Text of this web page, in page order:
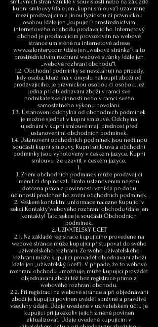
smluvních stran vzniklé v souvislosti nebo na základě
kupní smlouvy (dále jen „kupní smlouva“) uzavírané
mezi prodávajícím a jinou fyzickou či právnickou
osobou (dále jen „kupující“) prostřednictvím
internetového obchodu prodávajícího. Internetový
obchod je prodávajícím provozován na webové
stránce umístěné na internetové adrese
www.salontery.com (dále jen „webová stránka“), a to
prostřednictvím rozhraní webové stránky (dále jen
„webové rozhraní obchodu“).
1.2. Obchodní podmínky se nevztahují na případy,
kdy osoba, která má v úmyslu nakoupit zboží od
prodávajícího, je právnickou osobou či osobou, jež
jedná při objednávání zboží v rámci své
podnikatelské činnosti nebo v rámci svého
samostatného výkonu povolání.
1.3. Ustanovení odchylná od obchodních podmínek
je možné sjednat v kupní smlouvě. Odchylná
ujednání v kupní smlouvě mají přednost před
ustanoveními obchodních podmínek.
1.4. Ustanovení obchodních podmínek jsou nedílnou
součástí kupní smlouvy. Kupní smlouva a obchodní
podmínky jsou vyhotoveny v českém jazyce. Kupní
smlouvu lze uzavřít v českém jazyce.
Znění obchodních podmínek může prodávající
měnit či doplňovat. Tímto ustanovením nejsou
dotčena práva a povinnosti vzniklá po dobu
účinnosti předchozího znění obchodních podmínek.
Veškeré kontaktní unformace nalezne Kupující v
sekci Kontakty“webového rozhraní obchodu (dále jen
kontakty) Tato sekce je součástí Obchodních
podmínek.
2. UŽIVATELSKÝ ÚČET
2.1. Na základě registrace kupujícího provedené na
webové stránce může kupující přistupovat do svého
uživatelského rozhraní. Ze svého uživatelského
rozhraní může kupující provádět objednávání zboží
(dále jen „uživatelský účet“). V případě, že to webové
rozhraní obchodu umožňuje, může kupující provádět
objednávání zboží též bez registrace přímo z
webového rozhraní obchodu.
2.2. Při registraci na webové stránce a při objednávání
zboží je kupující povinen uvádět správně a pravdivě
všechny údaje. Údaje uvedené v uživatelském účtu je
kupující při jakékoliv jejich změně povinen
aktualizovat. Údaje uvedené kupujícím v